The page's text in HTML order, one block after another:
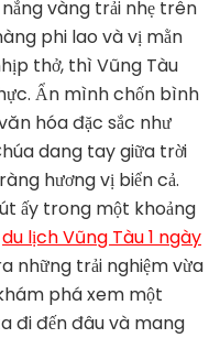
vàng trải nhẹ trên
phi lao và vị mằn
thở, thì Vũng Tàu
Ẩn mình chốn bình
hóa đặc sắc như
dang tay giữa trời
hương vị biển cả.
ấy trong một khoảng
du lịch Vũng Tàu 1 ngày
những trải nghiệm vừa
phá xem một
đi đến đâu và mang